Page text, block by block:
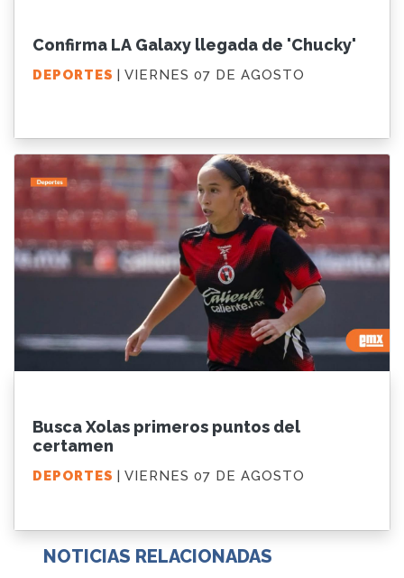
Confirma LA Galaxy llegada de 'Chucky'
DEPORTES | VIERNES 07 DE AGOSTO
Busca Xolas primeros puntos del
certamen
DEPORTES | VIERNES 07 DE AGOSTO
NOTICIAS RELACIONADAS